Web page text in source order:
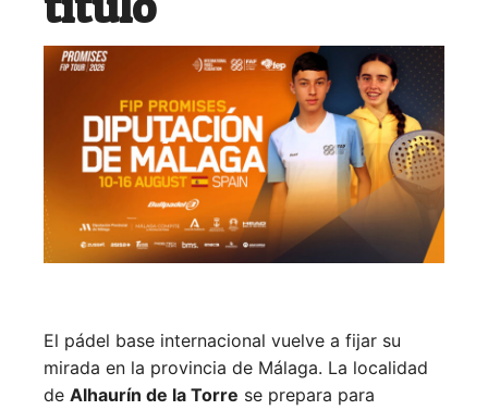
El pádel base internacional vuelve a fijar su
mirada en la provincia de Málaga. La localidad
de Alhaurín de la Torre se prepara para